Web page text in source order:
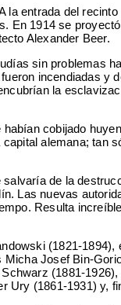
la entrada del recinto
En 1914 se
Alexander Beer.
sin problemas
incendiadas y
la
cobijado
alemana; tan
salvaría de la
Las nuevas
Resulta
(1821-1894),
Micha Josef Bin-
(1881-1926),
Ury (1861-1931) y,